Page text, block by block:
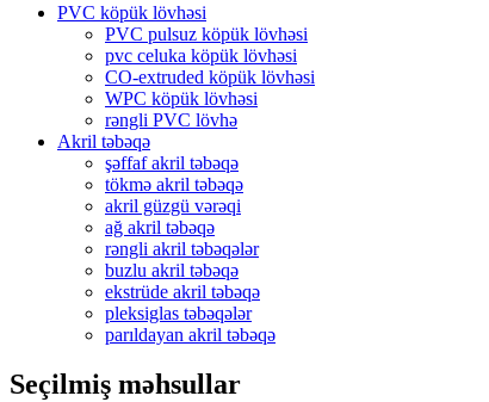
PVC köpük lövhəsi
PVC pulsuz köpük lövhəsi
pvc celuka köpük lövhəsi
CO-extruded köpük lövhəsi
WPC köpük lövhəsi
rəngli PVC lövhə
Akril təbəqə
şəffaf akril təbəqə
tökmə akril təbəqə
akril güzgü vərəqi
ağ akril təbəqə
rəngli akril təbəqələr
buzlu akril təbəqə
ekstrüde akril təbəqə
pleksiglas təbəqələr
parıldayan akril təbəqə
Seçilmiş məhsullar